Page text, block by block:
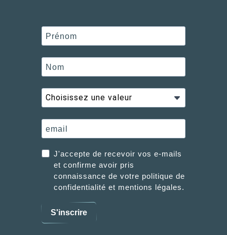
J'accepte de recevoir vos e-mails
et confirme avoir pris
connaissance de votre politique de
confidentialité et mentions légales.
S'inscrire